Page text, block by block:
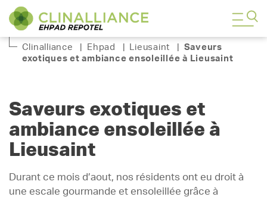
Clinalliance Ehpad Lieusaint
Saveurs
exotiques et ambiance ensoleillée à Lieusaint
Saveurs exotiques et
ambiance ensoleillée à
Lieusaint
Durant ce mois d’aout, nos résidents ont eu droit à
une escale gourmande et ensoleillée grâce à